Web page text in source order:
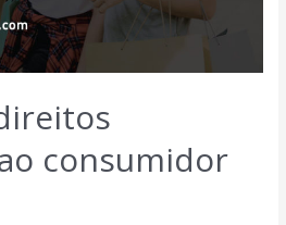
consumidor